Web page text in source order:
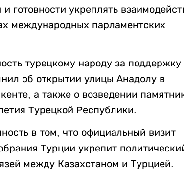
готовности укреплять
международных парламентских
турецкому народу за поддержку
об открытии улицы Анадолу в
а также о возведении
Турецкой Республики.
в том, что официальный визит
Турции укрепит
между Казахстаном и Турцией.